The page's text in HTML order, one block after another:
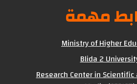
مهمة
Ministry of Higher
Blida 2
Research Center in